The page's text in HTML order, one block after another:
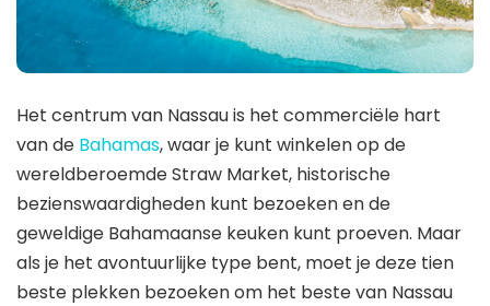
Het centrum van Nassau is het commerciële hart
van de Bahamas, waar je kunt winkelen op de
wereldberoemde Straw Market, historische
bezienswaardigheden kunt bezoeken en de
geweldige Bahamaanse keuken kunt proeven. Maar
als je het avontuurlijke type bent, moet je deze tien
beste plekken bezoeken om het beste van Nassau